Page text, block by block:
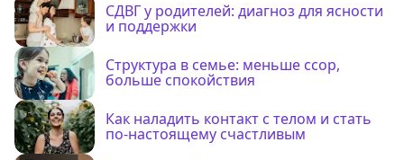
СДВГ у родителей: диагноз для ясности
и поддержки
Структура в семье: меньше ссор,
больше спокойствия
Как наладить контакт с телом и стать
по-настоящему счастливым